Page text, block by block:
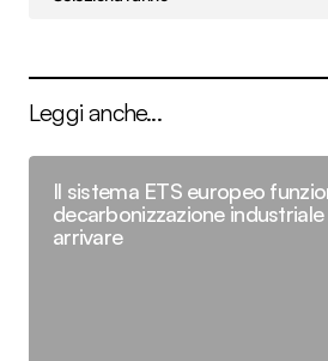
Leggi anche...
Il sistema ETS europeo
decarbonizzazione
arrivare